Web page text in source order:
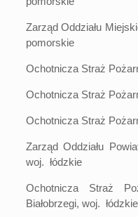
Zarząd Oddziału
pomorskie
Ochotnicza Straż
Ochotnicza Straż
Ochotnicza Straż
Zarząd Oddziału
woj. łódzkie
Ochotnicza Straż
Białobrzegi, woj. łódzkie